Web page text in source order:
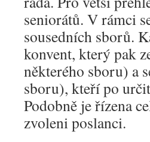
seniorátů. V rámci
sousedních sborů.
konvent, který pak
některého sboru) a
sboru), kteří po
Podobně je řízena
zvoleni poslanci.